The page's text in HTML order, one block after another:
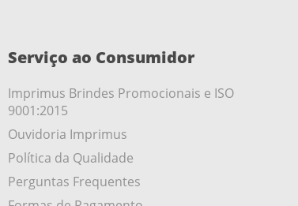
Serviço ao Consumidor
Imprimus Brindes Promocionais e ISO
9001:2015
Ouvidoria Imprimus
Política da Qualidade
Perguntas Frequentes